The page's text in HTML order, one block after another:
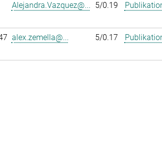
Alejandra.Vazquez@... 5/0.19
alex.zemella@... 5/0.17